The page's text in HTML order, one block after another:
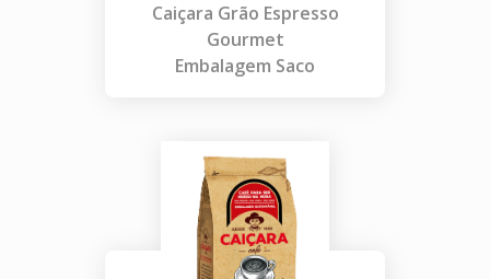
Caiçara Grão Espresso
Gourmet
Embalagem Saco